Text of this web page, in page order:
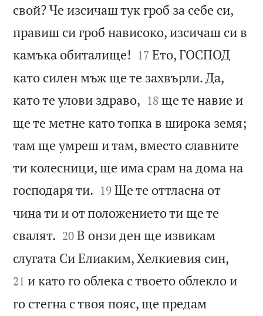
свой? Че изсичаш тук гроб за себе си,
правиш си гроб нависоко, изсичаш си в
камъка обиталище! 

17 Ето, ГОСПОД
като силен мъж ще те захвърли. Да,
като те улови здраво, 

18 ще те навие и
ще те метне като топка в широка земя;
там ще умреш и там, вместо славните
ти колесници, ще има срам на дома на
господаря ти. 

19 Ще те оттласна от
чина ти и от положението ти ще те
свалят. 

20 В онзи ден ще извикам
слугата Си Елиаким, Хелкиевия син,
21 и като го облека с твоето облекло и
го стегна с твоя пояс, ще предам